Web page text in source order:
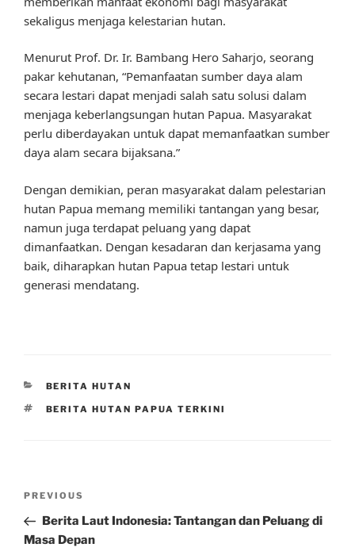
sekaligus menjaga kelestarian hutan.
Menurut Prof. Dr. Ir. Bambang Hero Saharjo, seorang
pakar kehutanan, “Pemanfaatan sumber daya alam
secara lestari dapat menjadi salah satu solusi dalam
menjaga keberlangsungan hutan Papua. Masyarakat
perlu diberdayakan untuk dapat memanfaatkan sumber
daya alam secara bijaksana.”
Dengan demikian, peran masyarakat dalam pelestarian
hutan Papua memang memiliki tantangan yang besar,
namun juga terdapat peluang yang dapat
dimanfaatkan. Dengan kesadaran dan kerjasama yang
baik, diharapkan hutan Papua tetap lestari untuk
generasi mendatang.
CATEGORIES
BERITA HUTAN
TAGS
BERITA HUTAN PAPUA TERKINI
Previous
Post
PREVIOUS
Berita Laut Indonesia: Tantangan dan Peluang di
Masa Depan